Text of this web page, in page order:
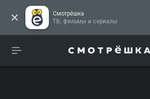
Смотрёшка
ТВ, фильмы и сериалы